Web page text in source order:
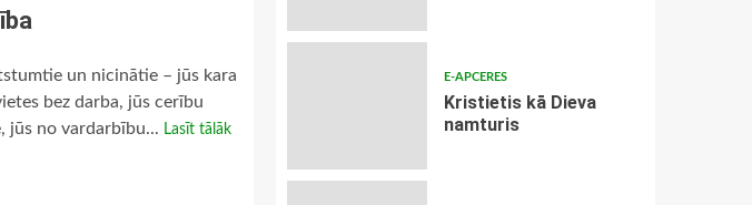
un nicinātie – jūs kara
bez darba, jūs cerību
jūs no vardarbību... Lasīt tālāk
E-APCERES
Kristietis kā Dieva
namturis